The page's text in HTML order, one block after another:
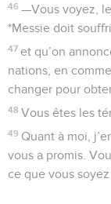
46 —Vous voyez,
*Messie doit
47 et qu’on
nations, en
changer pour
48 Vous êtes les
49 Quant à moi,
vous a promis.
ce que vous